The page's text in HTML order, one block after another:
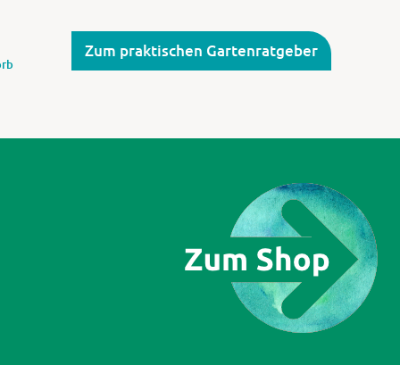
Zum praktischen Gartenratgeber